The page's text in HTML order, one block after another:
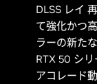
DLSS レイ
て強化かつ
ラーの新た
RTX 50 シリ
アコレード